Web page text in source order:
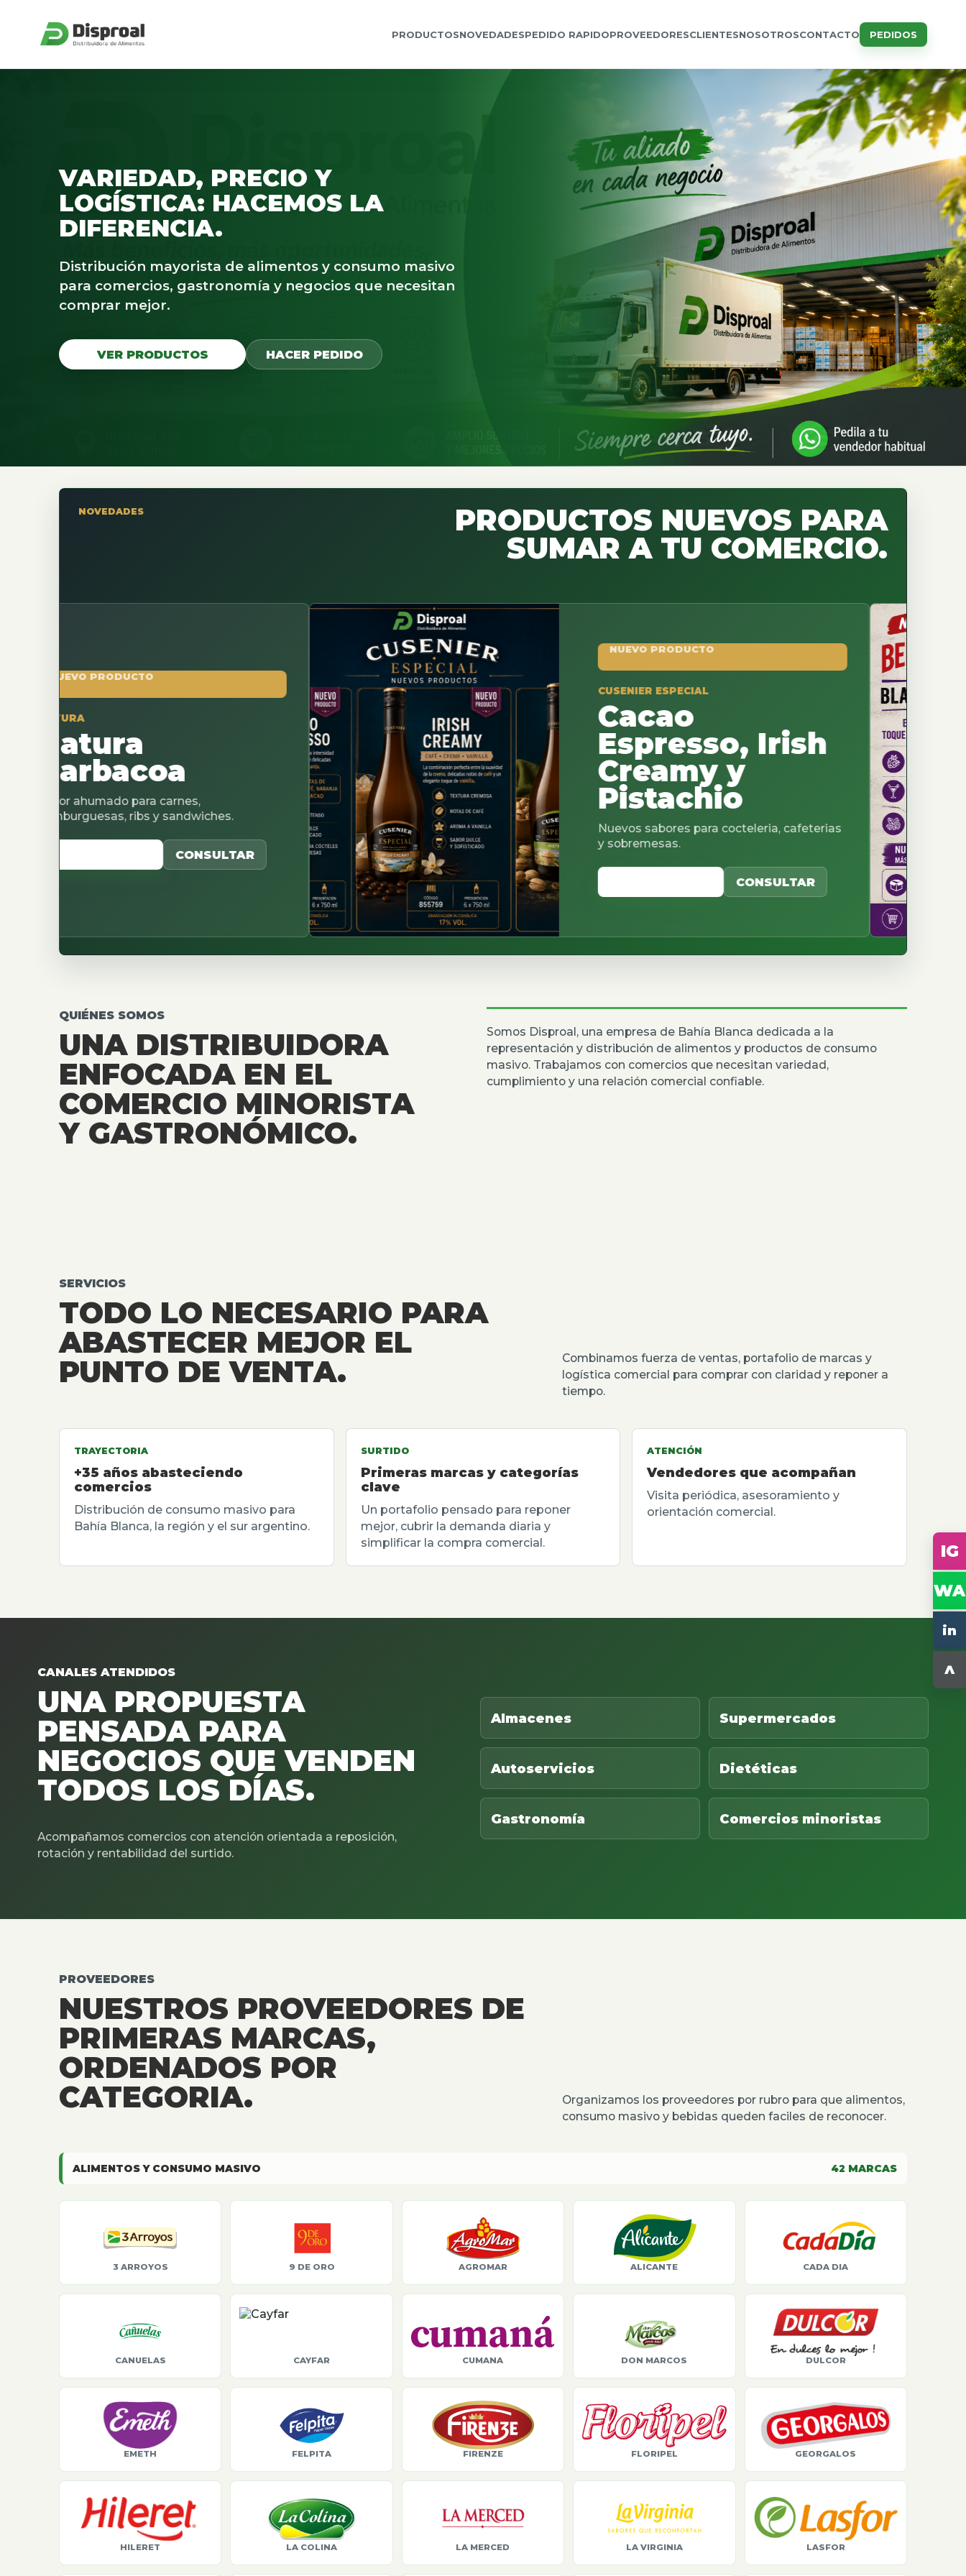
PRODUCTOSNOVEDADESPEDIDO RAPIDOPROVEEDORESCLIENTESNOSOTROSCONTACTO PEDIDOS
VARIEDAD, PRECIO Y
LOGÍSTICA: HACEMOS LA
DIFERENCIA.
Distribución mayorista de alimentos y consumo masivo
para comercios, gastronomía y negocios que necesitan
comprar mejor.
VER PRODUCTOS HACER PEDIDO
NOVEDADES PRODUCTOS NUEVOS PARA
SUMAR A TU COMERCIO.
PRODUCTO
para carnes,
ribs y sandwiches.
NUEVO PRODUCTO
CUSENIER ESPECIAL
Cacao
Espresso, Irish
Creamy y
Pistachio
Nuevos sabores para cocteleria, cafeterias
y sobremesas.
VER CATALOGO
QUIÉNES SOMOS
UNA DISTRIBUIDORA
ENFOCADA EN EL
COMERCIO MINORISTA
Y GASTRONÓMICO.
Somos Disproal, una empresa de Bahía Blanca dedicada a la
representación y distribución de alimentos y productos de consumo
masivo. Trabajamos con comercios que necesitan variedad,
cumplimiento y una relación comercial confiable.
SERVICIOS
TODO LO NECESARIO PARA
ABASTECER MEJOR EL
PUNTO DE VENTA.
Combinamos fuerza de ventas, portafolio de marcas y
logística comercial para comprar con claridad y reponer a
tiempo.
TRAYECTORIA
+35 años abasteciendo
comercios
Distribución de consumo masivo para
Bahía Blanca, la región y el sur argentino.
SURTIDO
Primeras marcas y categorías
clave
Un portafolio pensado para reponer
mejor, cubrir la demanda diaria y
simplificar la compra comercial.
ATENCIÓN
Vendedores que acompañan
Visita periódica, asesoramiento y
orientación comercial.
CANALES ATENDIDOS
UNA PROPUESTA
PENSADA PARA
NEGOCIOS QUE VENDEN
TODOS LOS DÍAS.
Acompañamos comercios con atención orientada a reposición,
rotación y rentabilidad del surtido.
Almacenes Supermercados
Autoservicios Dietéticas
Gastronomía Comercios minoristas
PROVEEDORES
NUESTROS PROVEEDORES DE
PRIMERAS MARCAS,
ORDENADOS POR
CATEGORIA.
Organizamos los proveedores por rubro para que alimentos,
consumo masivo y bebidas queden faciles de reconocer.
ALIMENTOS Y CONSUMO MASIVO 42 MARCAS
3 ARROYOS 9 DE ORO AGROMAR ALICANTE CADA DIA
CANUELAS CAYFAR CUMANA DON MARCOS DULCOR
EMETH FELPITA FIRENZE FLORIPEL GEORGALOS
HILERET LA COLINA LA MERCED LA VIRGINIA LASFOR
IG
WA
in
^